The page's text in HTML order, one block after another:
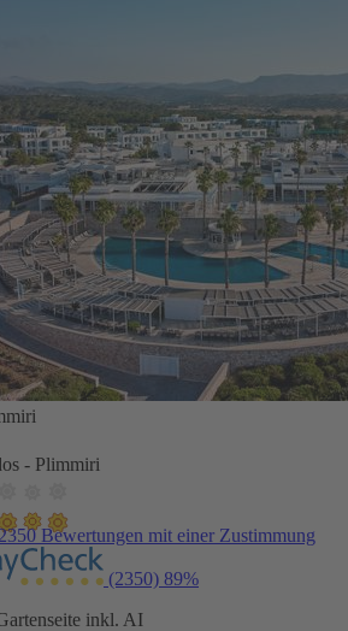
- Plimmiri
Bewertungen mit einer Zustimmung
(2350) 89%
inkl. AI